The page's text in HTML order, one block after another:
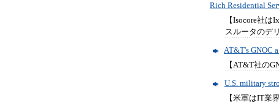
Rich Residential
【Isocore社
スルータのデ
AT&T's GNOC
【AT&T社の
U.S. military
【米軍はIT業